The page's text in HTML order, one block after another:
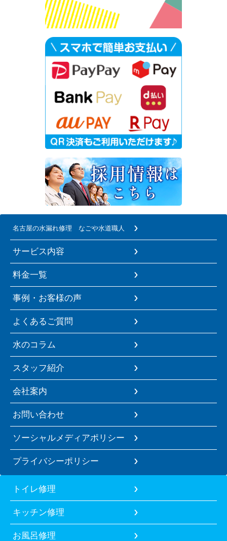
名古屋の水漏れ修理 なごや水道職人
サービス内容
料金一覧
事例・お客様の声
よくあるご質問
水のコラム
スタッフ紹介
会社案内
お問い合わせ
ソーシャルメディアポリシー
プライバシーポリシー
トイレ修理
キッチン修理
お風呂修理